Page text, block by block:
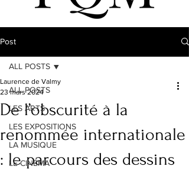
Post
ALL POSTS
LES ARTS
LES EXPOSITIONS
LA MUSIQUE
LE CINÉMA
ALL POSTS
De l’obscurité à la
renommée internationale
: le parcours des dessins
Laurence de Valmy
23 mars 2024